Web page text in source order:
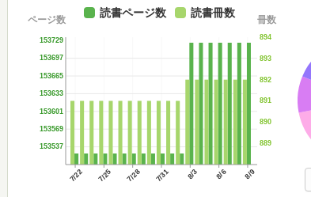
7/22 7/25 7/28 7/31 8/3 8/6 8/9
153537
153569
153601
153633
153665
153697
153729
ページ数
889
890
891
892
893
894
冊数
読書ページ数 読書冊数